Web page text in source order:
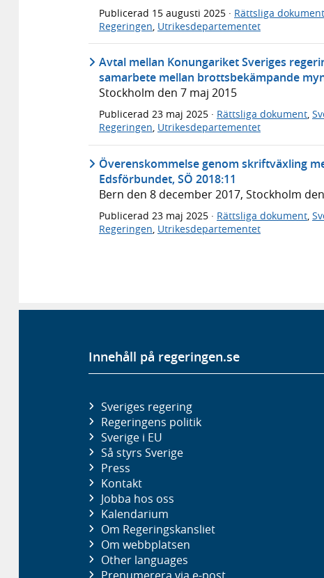
Publicerad 15 augusti 2025 · Rättsliga dokument
Regeringen Utrikesdepartementet
Avtal mellan Konungariket Sveriges
samarbete mellan brottsbekämpande
Stockholm den 7 maj 2015
Publicerad 23 maj 2025 · Rättsliga dokument,
Regeringen, Utrikesdepartementet
Överenskommelse genom skriftväxling
Edsförbundet, SÖ 2018:11
Bern den 8 december 2017, Stockholm
Publicerad 23 maj 2025 · Rättsliga dokument,
Regeringen, Utrikesdepartementet
Innehåll på regeringen.se
Sveriges regering
Regeringens politik
Sverige i EU
Så styrs Sverige
Press
Kontakt
Jobba hos oss
Kalendarium
Om Regeringskansliet
Om webbplatsen
Other languages